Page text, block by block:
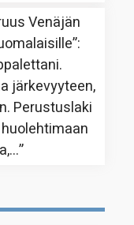
Venäjän
:
järkevyyteen,
Perustuslaki
”